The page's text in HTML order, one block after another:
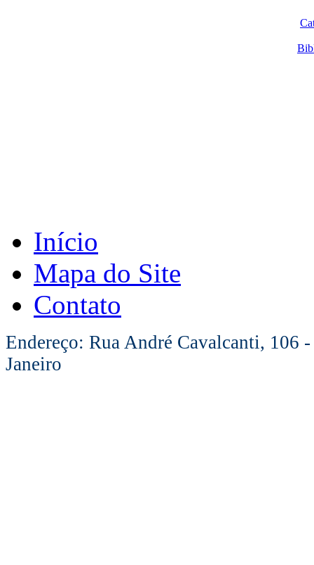
Início
Mapa do Site
Contato
Endereço: Rua André Cavalcanti, 106
Janeiro